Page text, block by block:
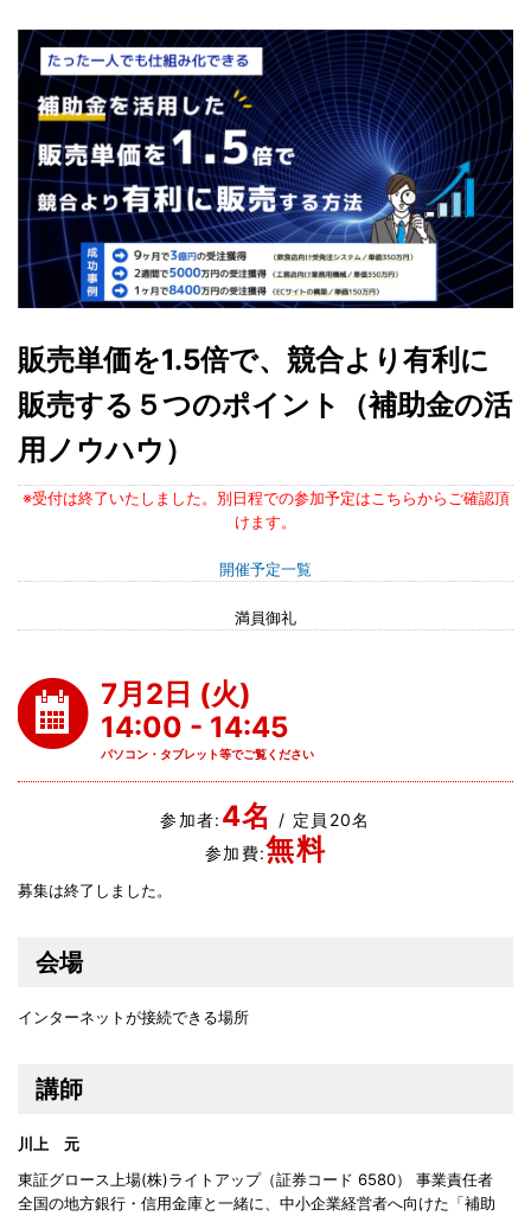
販売単価を1.5倍で、競合より有利に
販売する５つのポイント（補助金の活
用ノウハウ）
※受付は終了いたしました。別日程での参加予定はこちらからご確認頂
けます。
開催予定一覧
満員御礼
7月2日 (火)
14:00 - 14:45
パソコン・タブレット等でご覧ください
参加者: 4名
/ 定員20名
参加費:無料
募集は終了しました。
会場
インターネットが接続できる場所
講師
川上 元
東証グロース上場(株)ライトアップ（証券コード 6580） 事業責任者
全国の地方銀行・信用金庫と一緒に、中小企業経営者へ向けた「補助